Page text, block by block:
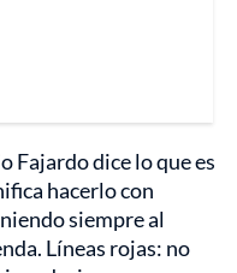
Fajardo dice lo que es
hacerlo con
siempre al
Líneas rojas: no